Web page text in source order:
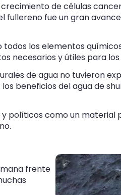
de células
fullereno fue un gran
los elementos
necesarios y útiles para
de agua no tuvieron
beneficios del agua de
políticos como un
frente